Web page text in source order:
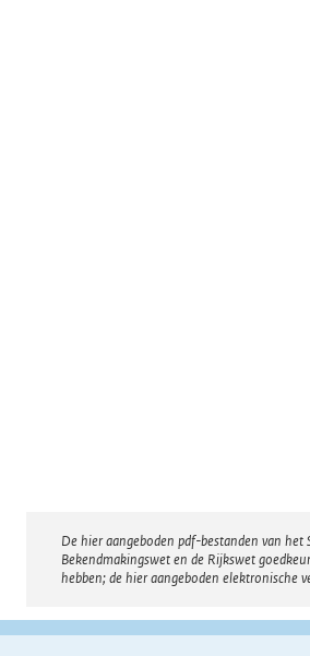
Disclaimer
De hier aangeboden pdf-bestanden van het
Bekendmakingswet en de Rijkswet
hebben; de hier aangeboden elektronische